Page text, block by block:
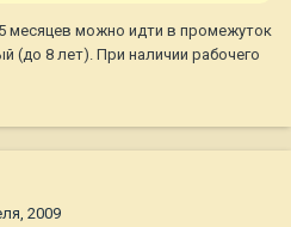
месяцев можно идти в промежуток
(до 8 лет). При наличии рабочего
2009